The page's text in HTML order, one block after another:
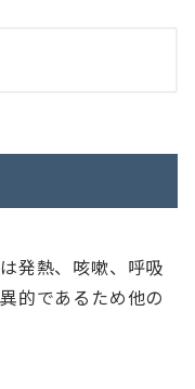
発熱、咳嗽、呼吸
的であるため他の